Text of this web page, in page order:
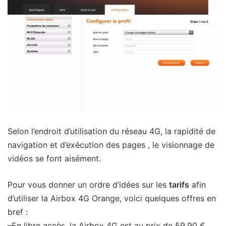
Selon l’endroit d’utilisation du réseau 4G, la rapidité de
navigation et d’exécution des pages , le visionnage de
vidéos se font aisément.
Pour vous donner un ordre d’idées sur les tarifs afin
d’utiliser la Airbox 4G Orange, voici quelques offres en
bref :